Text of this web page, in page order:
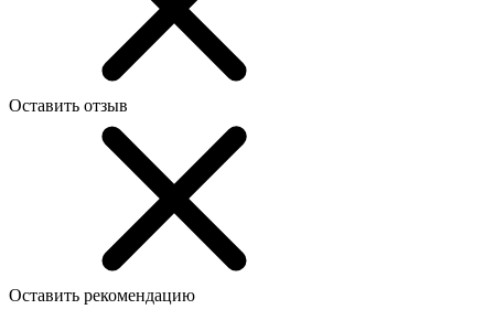
Оставить отзыв
Оставить рекомендацию